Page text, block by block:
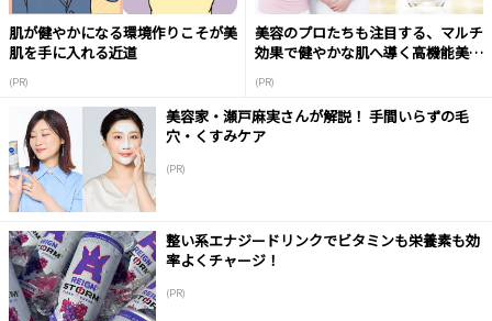
肌が健やかになる環境作りこそが美
肌を手に入れる近道
(PR)
美容のプロたちも注目する、マルチ
効果で健やかな肌へ導く高機能美容
(PR)
美容家・瀬戸麻実さんが解説！ 手間いらずの毛
穴・くすみケア
(PR)
整い系エナジードリンクでビタミンも栄養素も効
率よくチャージ！
(PR)